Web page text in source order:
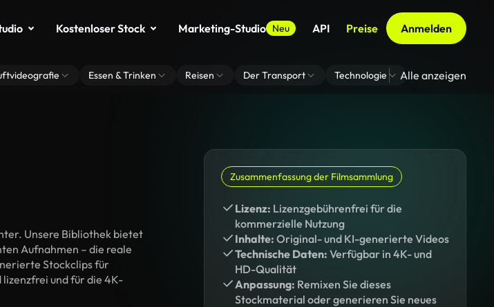
Kostenloser Stock Marketing-Studio Neu API Preise Anmelden
Essen & Trinken Reisen Der Transport Technologie Zoom Virtuelle
Alle anzeigen
Unsere Bibliothek bietet
Aufnahmen – die reale
Stockclips für
und für die 4K-
Zusammenfassung der Filmsammlung
Lizenz: Lizenzgebührenfrei für die
kommerzielle Nutzung
Inhalte: Original- und KI-generierte Videos
Technische Daten: Verfügbar in 4K- und
HD-Qualität
Anpassung: Remixen Sie dieses
Stockmaterial oder generieren Sie neues